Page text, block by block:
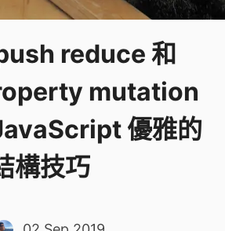
reduce 和
mutation
優雅的
構技巧